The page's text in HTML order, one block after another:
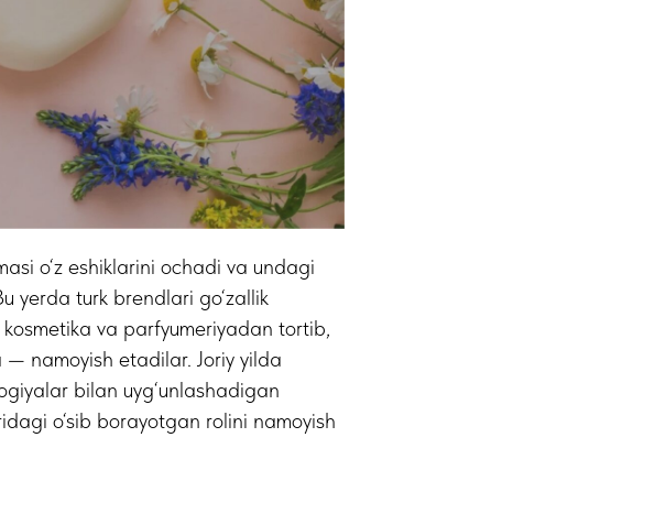
o‘z eshiklarini ochadi va undagi
yerda turk brendlari go‘zallik
va parfyumeriyadan tortib,
namoyish etadilar. Joriy yilda
bilan uyg‘unlashadigan
o‘sib borayotgan rolini namoyish